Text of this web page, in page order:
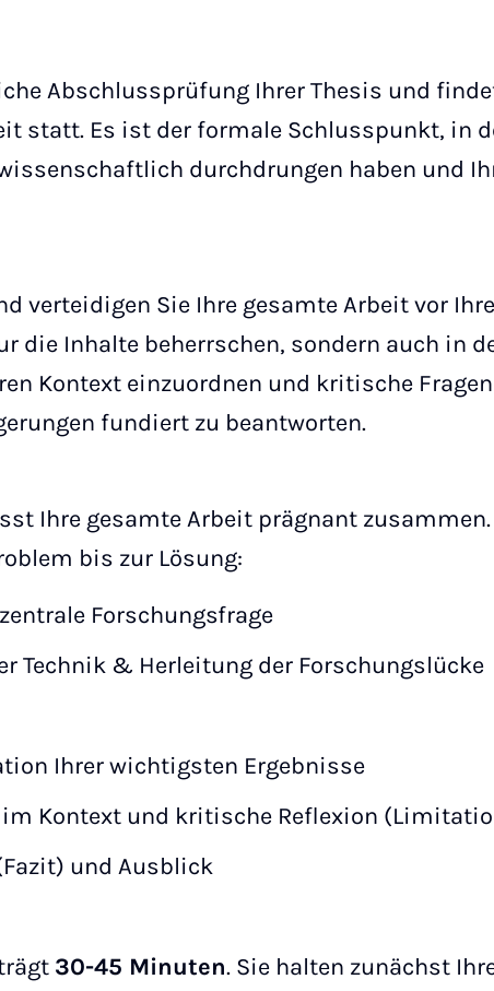
Abschlussprüfung Ihrer Thesis und
statt. Es ist der formale Schlusspunkt, in
durchdrungen haben und
verteidigen Sie Ihre gesamte Arbeit vor
die Inhalte beherrschen, sondern auch in
Kontext einzuordnen und kritische
fundiert zu beantworten.
Ihre gesamte Arbeit prägnant
bis zur Lösung:
Forschungsfrage
Technik & Herleitung der Forschungslücke
Ihrer wichtigsten Ergebnisse
Kontext und kritische Reflexion
und Ausblick
30-45 Minuten. Sie halten zunächst